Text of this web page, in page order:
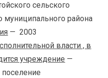
сельского
муниципального района
— 2003
власти , в
учреждение —
поселение